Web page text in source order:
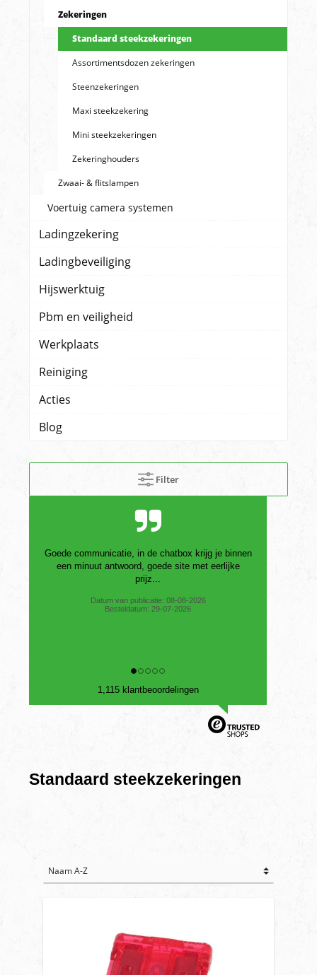
Zekeringen
Standaard steekzekeringen
Assortimentsdozen zekeringen
Steenzekeringen
Maxi steekzekering
Mini steekzekeringen
Zekeringhouders
Zwaai- & flitslampen
Voertuig camera systemen
Ladingzekering
Ladingbeveiliging
Hijswerktuig
Pbm en veiligheid
Werkplaats
Reiniging
Acties
Blog
Filter
het bestelde item in goede orde verstuurd en
ontvangen
Besteldatum: 23-07-2026
1,115 klantbeoordelingen
Standaard steekzekeringen